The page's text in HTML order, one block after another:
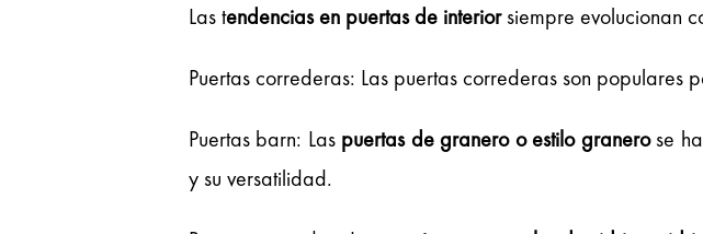
Las tendencias en puertas de interiorsiempre evolucionan
Puertas correderas: Las puertas correderas son populares
Puertas barn: Las puertas de granero o estilo granerose
y su versatilidad.